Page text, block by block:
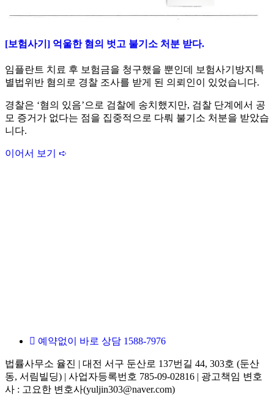
[보험사기] 억울한 혐의 벗고 불기소 처분 받다.
임플란트 치료 후 보험금을 청구했을 뿐인데 보험사기방지특
별법위반 혐의로 경찰 조사를 받게 된 의뢰인이 있었습니다.
경찰은 ‘혐의 있음’으로 검찰에 송치했지만, 검찰 단계에서 공
모 증거가 없다는 점을 집중적으로 다뤄 불기소 처분을 받았습
니다.
이어서 보기 ➪
예약없이 바로 상담 1588-7976
법률사무소 율진 | 대전 서구 둔산로 137번길 44, 303호 (둔산
동, 서림빌딩) | 사업자등록번호 785-09-02816 | 광고책임 변호
사 : 고요한 변호사(yuljin303@naver.com)